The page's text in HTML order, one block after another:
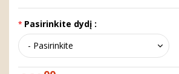
Pasirinkite dydį :